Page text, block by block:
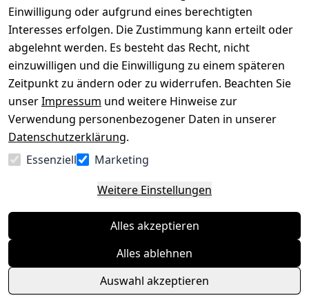
Einwilligung oder aufgrund eines berechtigten
Interesses erfolgen. Die Zustimmung kann erteilt oder
abgelehnt werden. Es besteht das Recht, nicht
einzuwilligen und die Einwilligung zu einem späteren
Zeitpunkt zu ändern oder zu widerrufen. Beachten Sie
unserImpressum und weitere Hinweise zur
Verwendung personenbezogener Daten in unserer
Datenschutzerklärung.
Essenziell
Marketing
Weitere Einstellungen
Alles akzeptieren
Alles ablehnen
Auswahl akzeptieren
rklärung
Barrierefreihe
itserklärung
Widerrufsrec
ht
Download
Pflege &
Kundendienst
Kiefermöbel
Hilfe
Vertrag
widerrufen
© Massivholzmöbel Experte 2026